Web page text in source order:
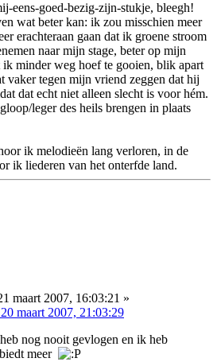
eens-goed-bezig-zijn-stukje, bleegh!
wat beter kan: ik zou misschien meer
erachteraan gaan dat ik groene stroom
naar mijn stage, beter op mijn
ik minder weg hoef te gooien, blik apart
vaker tegen mijn vriend zeggen dat hij
dat echt niet alleen slecht is voor hém.
leger des heils brengen in plaats
ik melodieën lang verloren, in de
ik liederen van het onterfde land.
maart 2007, 16:03:21 »
maart 2007, 21:03:29
nog nooit gevlogen en ik heb
meer